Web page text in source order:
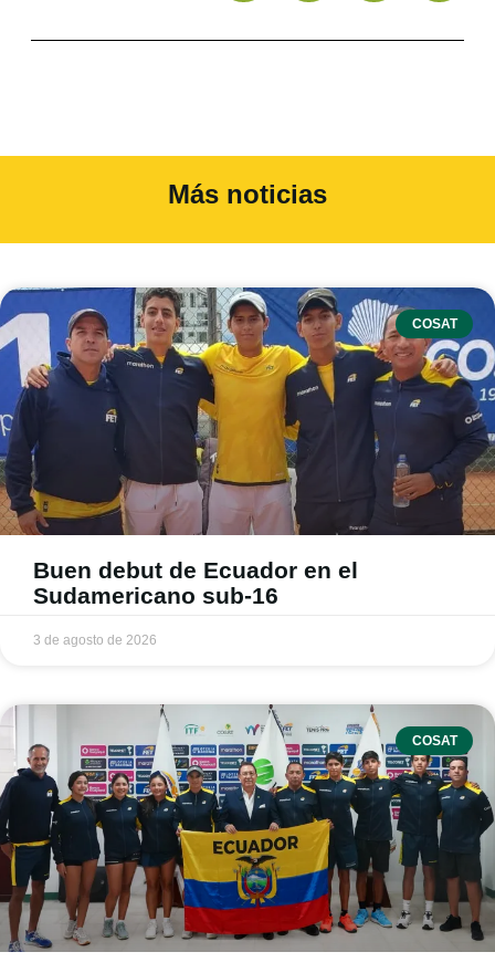
Más noticias
COSAT
Buen debut de Ecuador en el
Sudamericano sub-16
3 de agosto de 2026
COSAT